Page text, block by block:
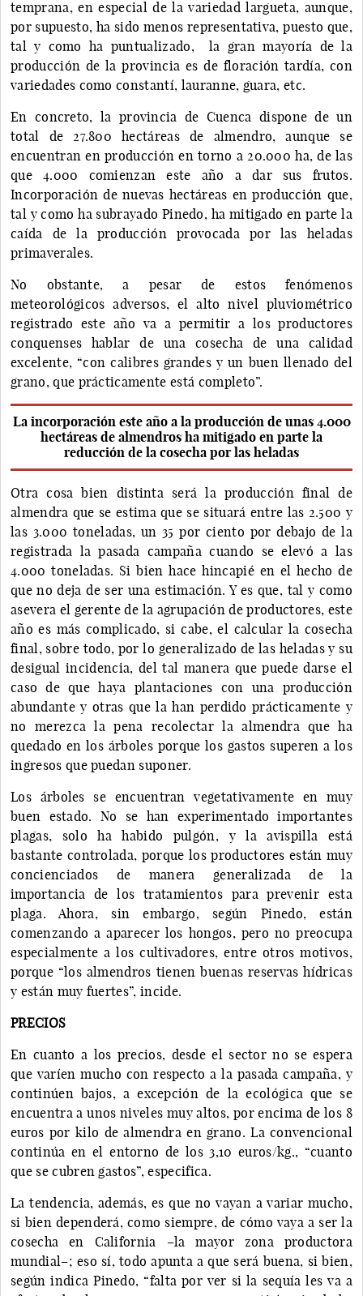
temprana, en especial de la variedad largueta, aunque,
por supuesto, ha sido menos representativa, puesto que,
tal y como ha puntualizado, la gran mayoría de la
producción de la provincia es de floración tardía, con
variedades como constantí, lauranne, guara, etc.
En concreto, la provincia de Cuenca dispone de un
total de 27.800 hectáreas de almendro, aunque se
encuentran en producción en torno a 20.000 ha, de las
que 4.000 comienzan este año a dar sus frutos.
Incorporación de nuevas hectáreas en producción que,
tal y como ha subrayado Pinedo, ha mitigado en parte la
caída de la producción provocada por las heladas
primaverales.
No obstante, a pesar de estos fenómenos
meteorológicos adversos, el alto nivel pluviométrico
registrado este año va a permitir a los productores
conquenses hablar de una cosecha de una calidad
excelente, “con calibres grandes y un buen llenado del
grano, que prácticamente está completo”.
La incorporación este año a la producción de unas 4.000
hectáreas de almendros ha mitigado en parte la
reducción de la cosecha por las heladas
Otra cosa bien distinta será la producción final de
almendra que se estima que se situará entre las 2.500 y
las 3.000 toneladas, un 35 por ciento por debajo de la
registrada la pasada campaña cuando se elevó a las
4.000 toneladas. Si bien hace hincapié en el hecho de
que no deja de ser una estimación. Y es que, tal y como
asevera el gerente de la agrupación de productores, este
año es más complicado, si cabe, el calcular la cosecha
final, sobre todo, por lo generalizado de las heladas y su
desigual incidencia, del tal manera que puede darse el
caso de que haya plantaciones con una producción
abundante y otras que la han perdido prácticamente y
no merezca la pena recolectar la almendra que ha
quedado en los árboles porque los gastos superen a los
ingresos que puedan suponer.
Los árboles se encuentran vegetativamente en muy
buen estado. No se han experimentado importantes
plagas, solo ha habido pulgón, y la avispilla está
bastante controlada, porque los productores están muy
concienciados de manera generalizada de la
importancia de los tratamientos para prevenir esta
plaga. Ahora, sin embargo, según Pinedo, están
comenzando a aparecer los hongos, pero no preocupa
especialmente a los cultivadores, entre otros motivos,
porque “los almendros tienen buenas reservas hídricas
y están muy fuertes”, incide.
PRECIOS
En cuanto a los precios, desde el sector no se espera
que varíen mucho con respecto a la pasada campaña, y
continúen bajos, a excepción de la ecológica que se
encuentra a unos niveles muy altos, por encima de los 8
euros por kilo de almendra en grano. La convencional
continúa en el entorno de los 3,10 euros/kg., “cuanto
que se cubren gastos”, especifica.
La tendencia, además, es que no vayan a variar mucho,
si bien dependerá, como siempre, de cómo vaya a ser la
cosecha en California –la mayor zona productora
mundial–; eso sí, todo apunta a que será buena, si bien,
según indica Pinedo, “falta por ver si la sequía les va a